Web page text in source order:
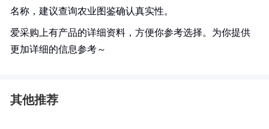
名称，建议查询农业图鉴确认真实性。
爱采购上有产品的详细资料，方便你参考选择。为你提供
更加详细的信息参考～
其他推荐